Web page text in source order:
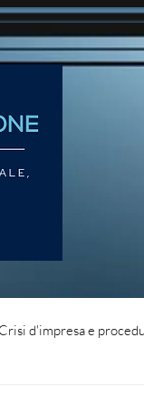
Crisi d'impresa e
aziendale